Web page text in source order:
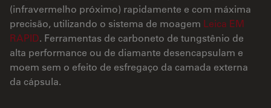
(infravermelho próximo) rapidamente e com máxima
precisão, utilizando o sistema de moagem Leica EM
RAPID. Ferramentas de carboneto de tungstênio de
alta performance ou de diamante desencapsulam e
moem sem o efeito de esfregaço da camada externa
da cápsula.